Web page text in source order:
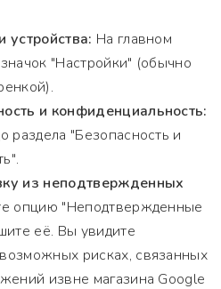
устройства: На главном
"Настройки" (обычно
и конфиденциальность:
раздела "Безопасность и
из неподтвержденных
опцию "Неподтвержденные
её. Вы увидите
рисках, связанных
извне магазина Google